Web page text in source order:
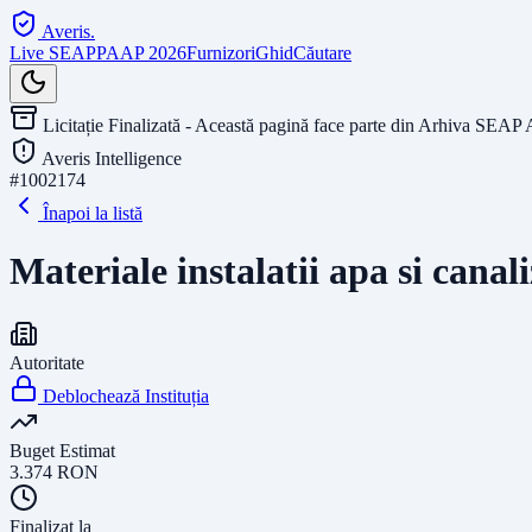
Averis.
Live SEAPPAAP 2026FurnizoriGhidCăutare
Licitație Finalizată - Această pagină face parte din Arhiva SEAP
Averis Intelligence
#1002174
Înapoi la listă
Materiale instalatii apa si
Autoritate
Deblochează Instituția
Buget Estimat
3.374 RON
Finalizat la